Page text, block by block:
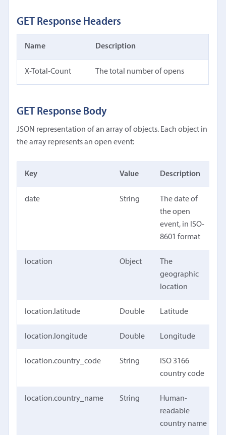
GET Response Headers
Name Description
X-Total-Count The total number of opens
GET Response Body
JSON representation of an array of objects. Each object in
the array represents an open event:
Key Value Description
date String
The date of
the open
event, in ISO-
8601 format
location Object
The
geographic
location
location.latitude Double Latitude
location.longitude Double Longitude
location.country_code String
ISO 3166
country code
location.country_name String
Human-
readable
country name